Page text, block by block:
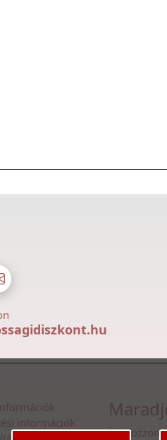
információk
Íratkozzon